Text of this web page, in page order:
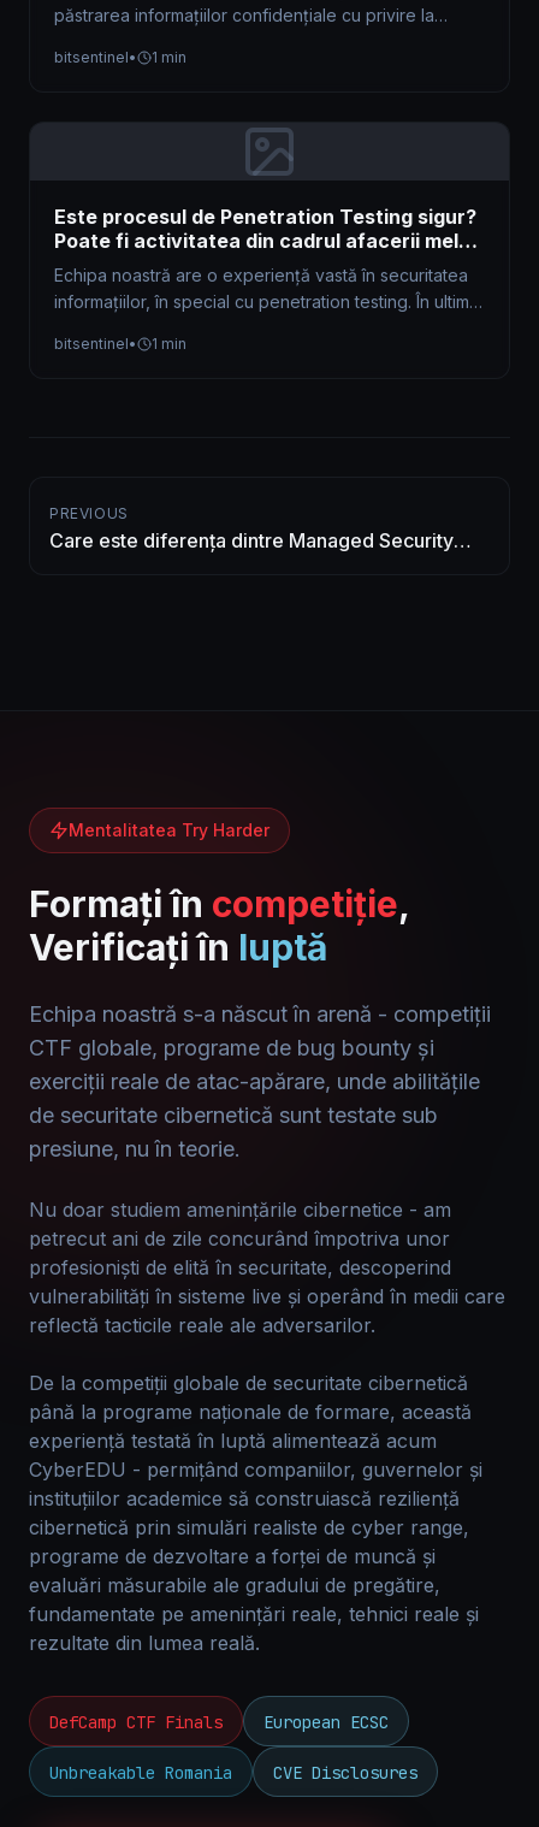
păstrarea informațiilor confidențiale cu privire la
bitsentinel• 1 min
Este procesul de Penetration Testing sigur?
Poate fi activitatea din cadrul afacerii mele
afectată în vreun fel?
Echipa noastră are o experiență vastă în securitatea
informațiilor, în special cu penetration testing. În ultimii
bitsentinel• 1 min
PREVIOUS
Care este diferența dintre Managed Security
Mentalitatea Try Harder
Formați în competiție,
Verificați în luptă
Echipa noastră s-a născut în arenă - competiții
CTF globale, programe de bug bounty și
exerciții reale de atac-apărare, unde abilitățile
de securitate cibernetică sunt testate sub
presiune, nu în teorie.
Nu doar studiem amenințările cibernetice - am
petrecut ani de zile concurând împotriva unor
profesioniști de elită în securitate, descoperind
vulnerabilități în sisteme live și operând în medii care
reflectă tacticile reale ale adversarilor.
De la competiții globale de securitate cibernetică
până la programe naționale de formare, această
experiență testată în luptă alimentează acum
CyberEDU - permițând companiilor, guvernelor și
instituțiilor academice să construiască reziliență
cibernetică prin simulări realiste de cyber range,
programe de dezvoltare a forței de muncă și
evaluări măsurabile ale gradului de pregătire,
fundamentate pe amenințări reale, tehnici reale și
rezultate din lumea reală.
DefCamp CTF Finals European ECSC
Unbreakable Romania CVE Disclosures